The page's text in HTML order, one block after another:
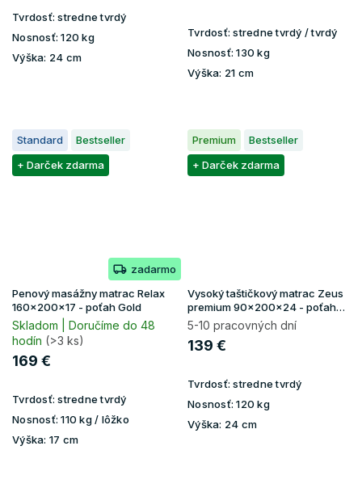
Tvrdosť: stredne tvrdý
Nosnosť: 120 kg
Výška: 24 cm
Tvrdosť: stredne tvrdý / tvrdý
Nosnosť: 130 kg
Výška: 21 cm
Standard
Bestseller
+ Darček zdarma
zadarmo
Penový masážny matrac Relax
160x200x17 - poťah Gold
Skladom | Doručíme do 48
hodín (>3 ks)
169 €
Tvrdosť: stredne tvrdý
Nosnosť:110 kg / lôžko
Výška: 17 cm
Premium
Bestseller
+ Darček zdarma
Vysoký taštičkový matrac Zeus
premium 90x200x24 - poťah
Aloe Vera
5-10 pracovných dní
139 €
Tvrdosť: stredne tvrdý
Nosnosť: 120 kg
Výška: 24 cm